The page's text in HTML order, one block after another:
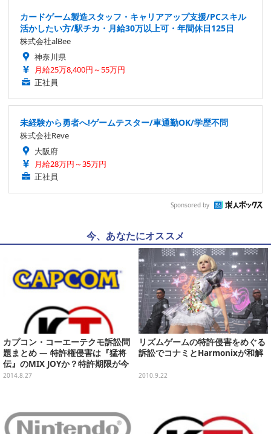
カードゲーム製造スタッフ・キャリアアップ支援/PCスキル
活かしたい方/駅チカ・月給30万以上可・年間休日125日
株式会社alBee
神奈川県
月給25万8,400円～55万円
正社員
未経験から勇者へ!ゲームテスター/車通勤OK/学歴不問
株式会社Reve
大阪府
月給28万円～35万円
正社員
Sponsored by
今、あなたにオススメ
カプコン・コーエーテクモ訴訟問
題まとめ ― 特許権侵害は『猛将
伝』のMIX JOYか？特許期限が今
年12月に迫る【追記】
2014.8.27
リズムゲームの特許侵害をめぐる
訴訟でコナミとHarmonixが和解
2010.9.22